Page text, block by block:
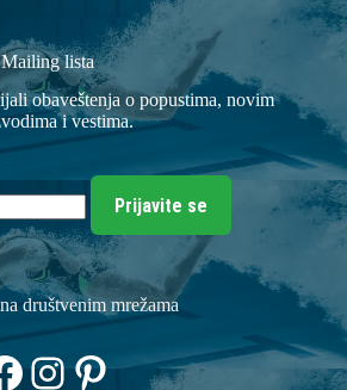
Mailing lista
obaveštenja o popustima, novim
i vestima.
Prijavite se
društvenim mrežama
Instagram
Pinterest